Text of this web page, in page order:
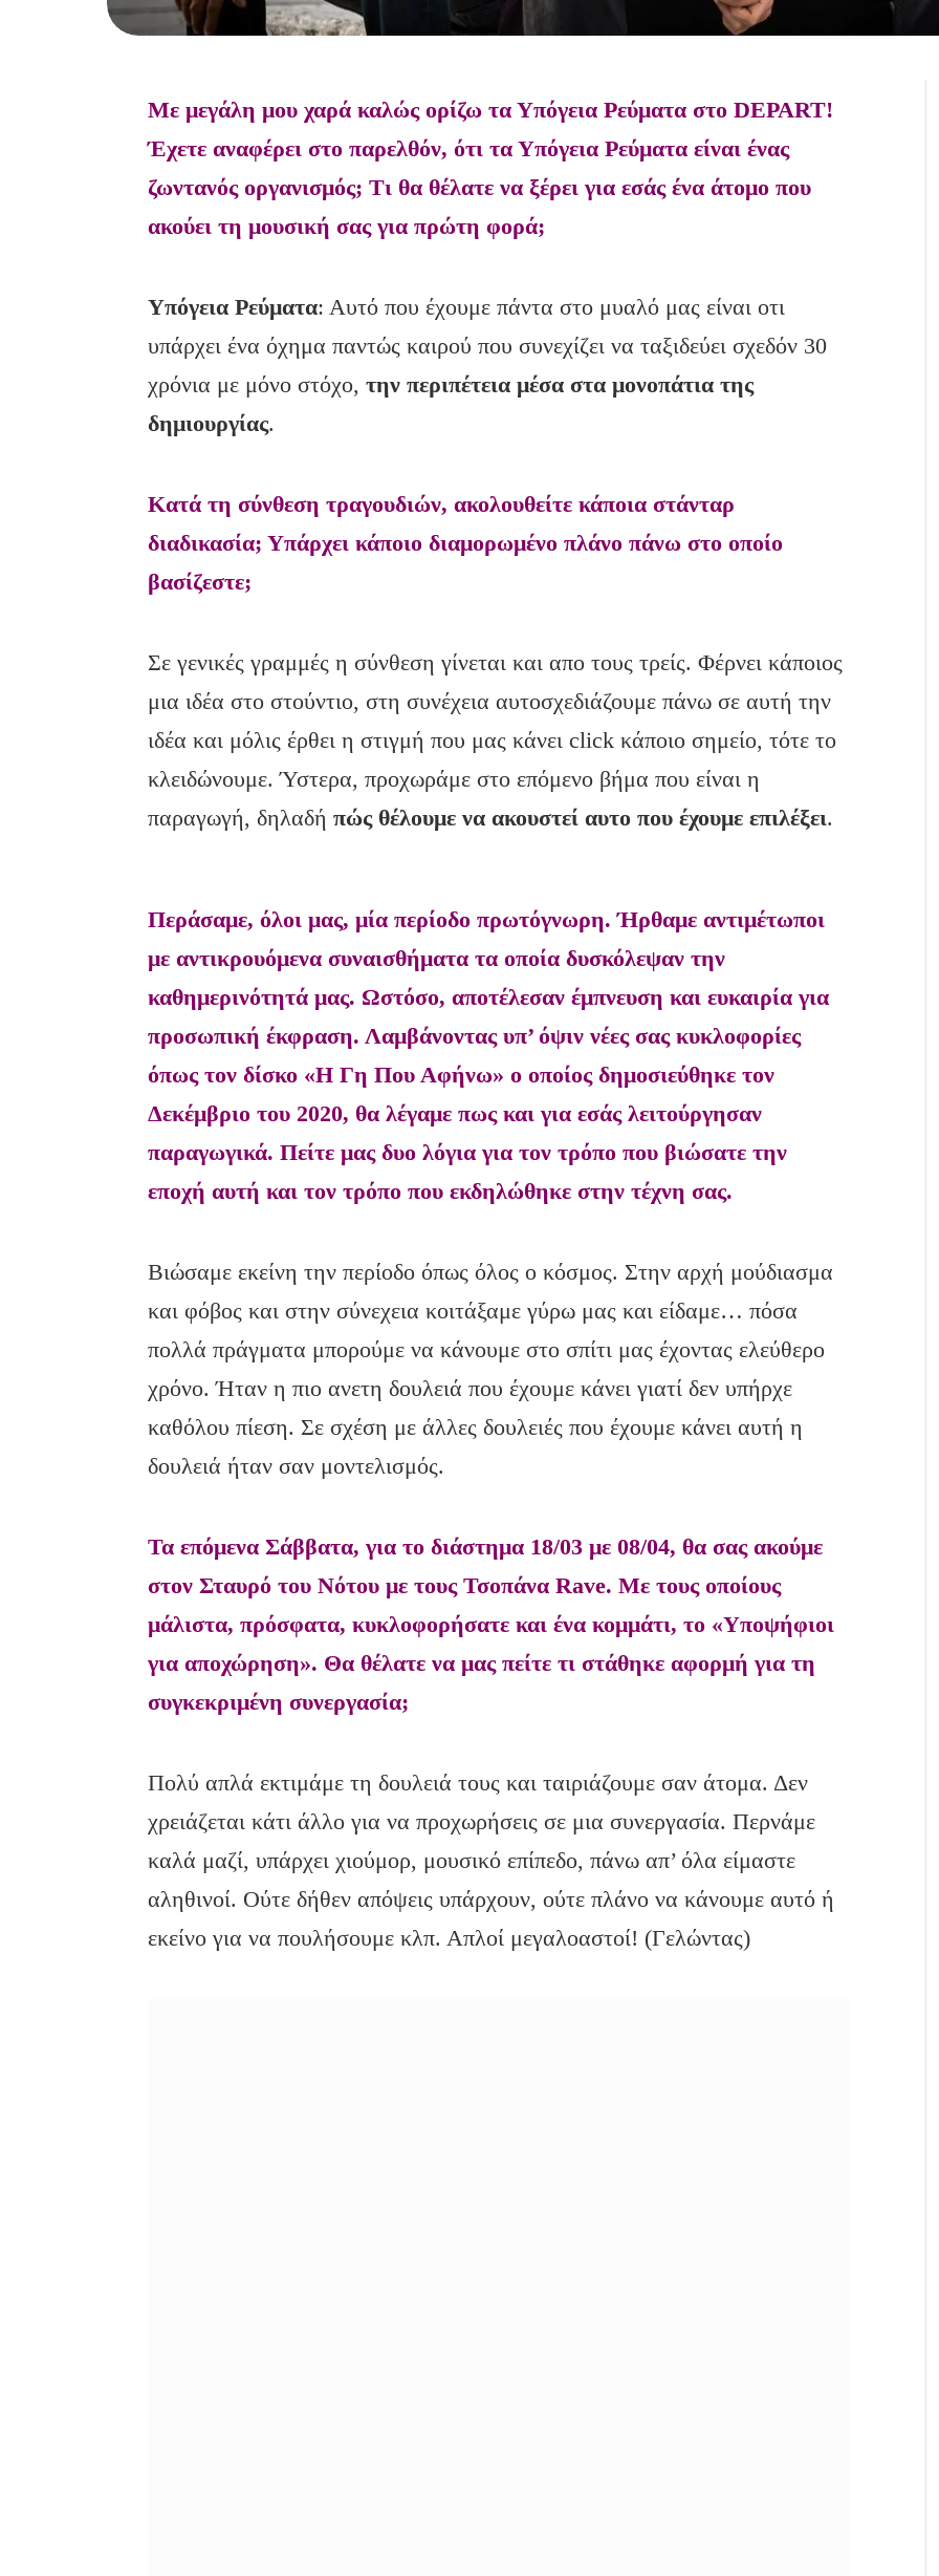
Με μεγάλη μου χαρά καλώς ορίζω τα Υπόγεια Ρεύματα στοDEPART!
Έχετε αναφέρει στο παρελθόν, ότι τα Υπόγεια Ρεύματα είναι ένας
ζωντανός οργανισμός; Τι θα θέλατε να ξέρει για εσάς ένα άτομο που
ακούει τη μουσική σας για πρώτη φορά;
Υπόγεια Ρεύματα: Αυτό που έχουμε πάντα στο μυαλό μας είναι οτι
υπάρχει ένα όχημα παντώς καιρού που συνεχίζει να ταξιδεύει σχεδόν 30
χρόνια με μόνο στόχο,την περιπέτεια μέσα στα μονοπάτια της
δημιουργίας.
Κατά τη σύνθεση τραγουδιών, ακολουθείτε κάποια στάνταρ
διαδικασία; Υπάρχει κάποιο διαμορωμένο πλάνο πάνω στο οποίο
βασίζεστε;
Σε γενικές γραμμές η σύνθεση γίνεται και απο τους τρείς. Φέρνει κάποιος
μια ιδέα στο στούντιο, στη συνέχεια αυτοσχεδιάζουμε πάνω σε αυτή την
ιδέα και μόλις έρθει η στιγμή που μας κάνει click κάποιο σημείο, τότε το
κλειδώνουμε. Ύστερα, προχωράμε στο επόμενο βήμα που είναι η
παραγωγή, δηλαδήπώς θέλουμε να ακουστεί αυτο που έχουμε επιλέξει.
Περάσαμε, όλοι μας, μία περίοδο πρωτόγνωρη. Ήρθαμε αντιμέτωποι
με αντικρουόμενα συναισθήματα τα οποία δυσκόλεψαν την
καθημερινότητά μας. Ωστόσο, αποτέλεσαν έμπνευση και ευκαιρία για
προσωπική έκφραση. Λαμβάνοντας υπ’ όψιν νέες σας κυκλοφορίες
όπως τον δίσκο «Η Γη Που Αφήνω» ο οποίος δημοσιεύθηκε τον
Δεκέμβριο του 2020, θα λέγαμε πως και για εσάς λειτούργησαν
παραγωγικά. Πείτε μας δυο λόγια για τον τρόπο που βιώσατε την
εποχή αυτή και τον τρόπο που εκδηλώθηκε στην τέχνη σας.
Βιώσαμε εκείνη την περίοδο όπως όλος ο κόσμος. Στην αρχή μούδιασμα
και φόβος και στην σύνεχεια κοιτάξαμε γύρω μας και είδαμε… πόσα
πολλά πράγματα μπορούμε να κάνουμε στο σπίτι μας έχοντας ελεύθερο
χρόνο. Ήταν η πιο ανετη δουλειά που έχουμε κάνει γιατί δεν υπήρχε
καθόλου πίεση. Σε σχέση με άλλες δουλειές που έχουμε κάνει αυτή η
δουλειά ήταν σαν μοντελισμός.
Τα επόμενα Σάββατα, για το διάστημα 18/03 με 08/04, θα σας ακούμε
στον Σταυρό του Νότου με τους Τσοπάνα Rave. Με τους οποίους
μάλιστα, πρόσφατα, κυκλοφορήσατε και ένα κομμάτι, το «Υποψήφιοι
για αποχώρηση». Θα θέλατε να μας πείτε τι στάθηκε αφορμή για τη
συγκεκριμένη συνεργασία;
Πολύ απλά εκτιμάμε τη δουλειά τους και ταιριάζουμε σαν άτομα. Δεν
χρειάζεται κάτι άλλο για να προχωρήσεις σε μια συνεργασία. Περνάμε
καλά μαζί, υπάρχει χιούμορ, μουσικό επίπεδο, πάνω απ’ όλα είμαστε
αληθινοί. Ούτε δήθεν απόψεις υπάρχουν, ούτε πλάνο να κάνουμε αυτό ή
εκείνο για να πουλήσουμε κλπ. Απλοί μεγαλοαστοί! (Γελώντας)